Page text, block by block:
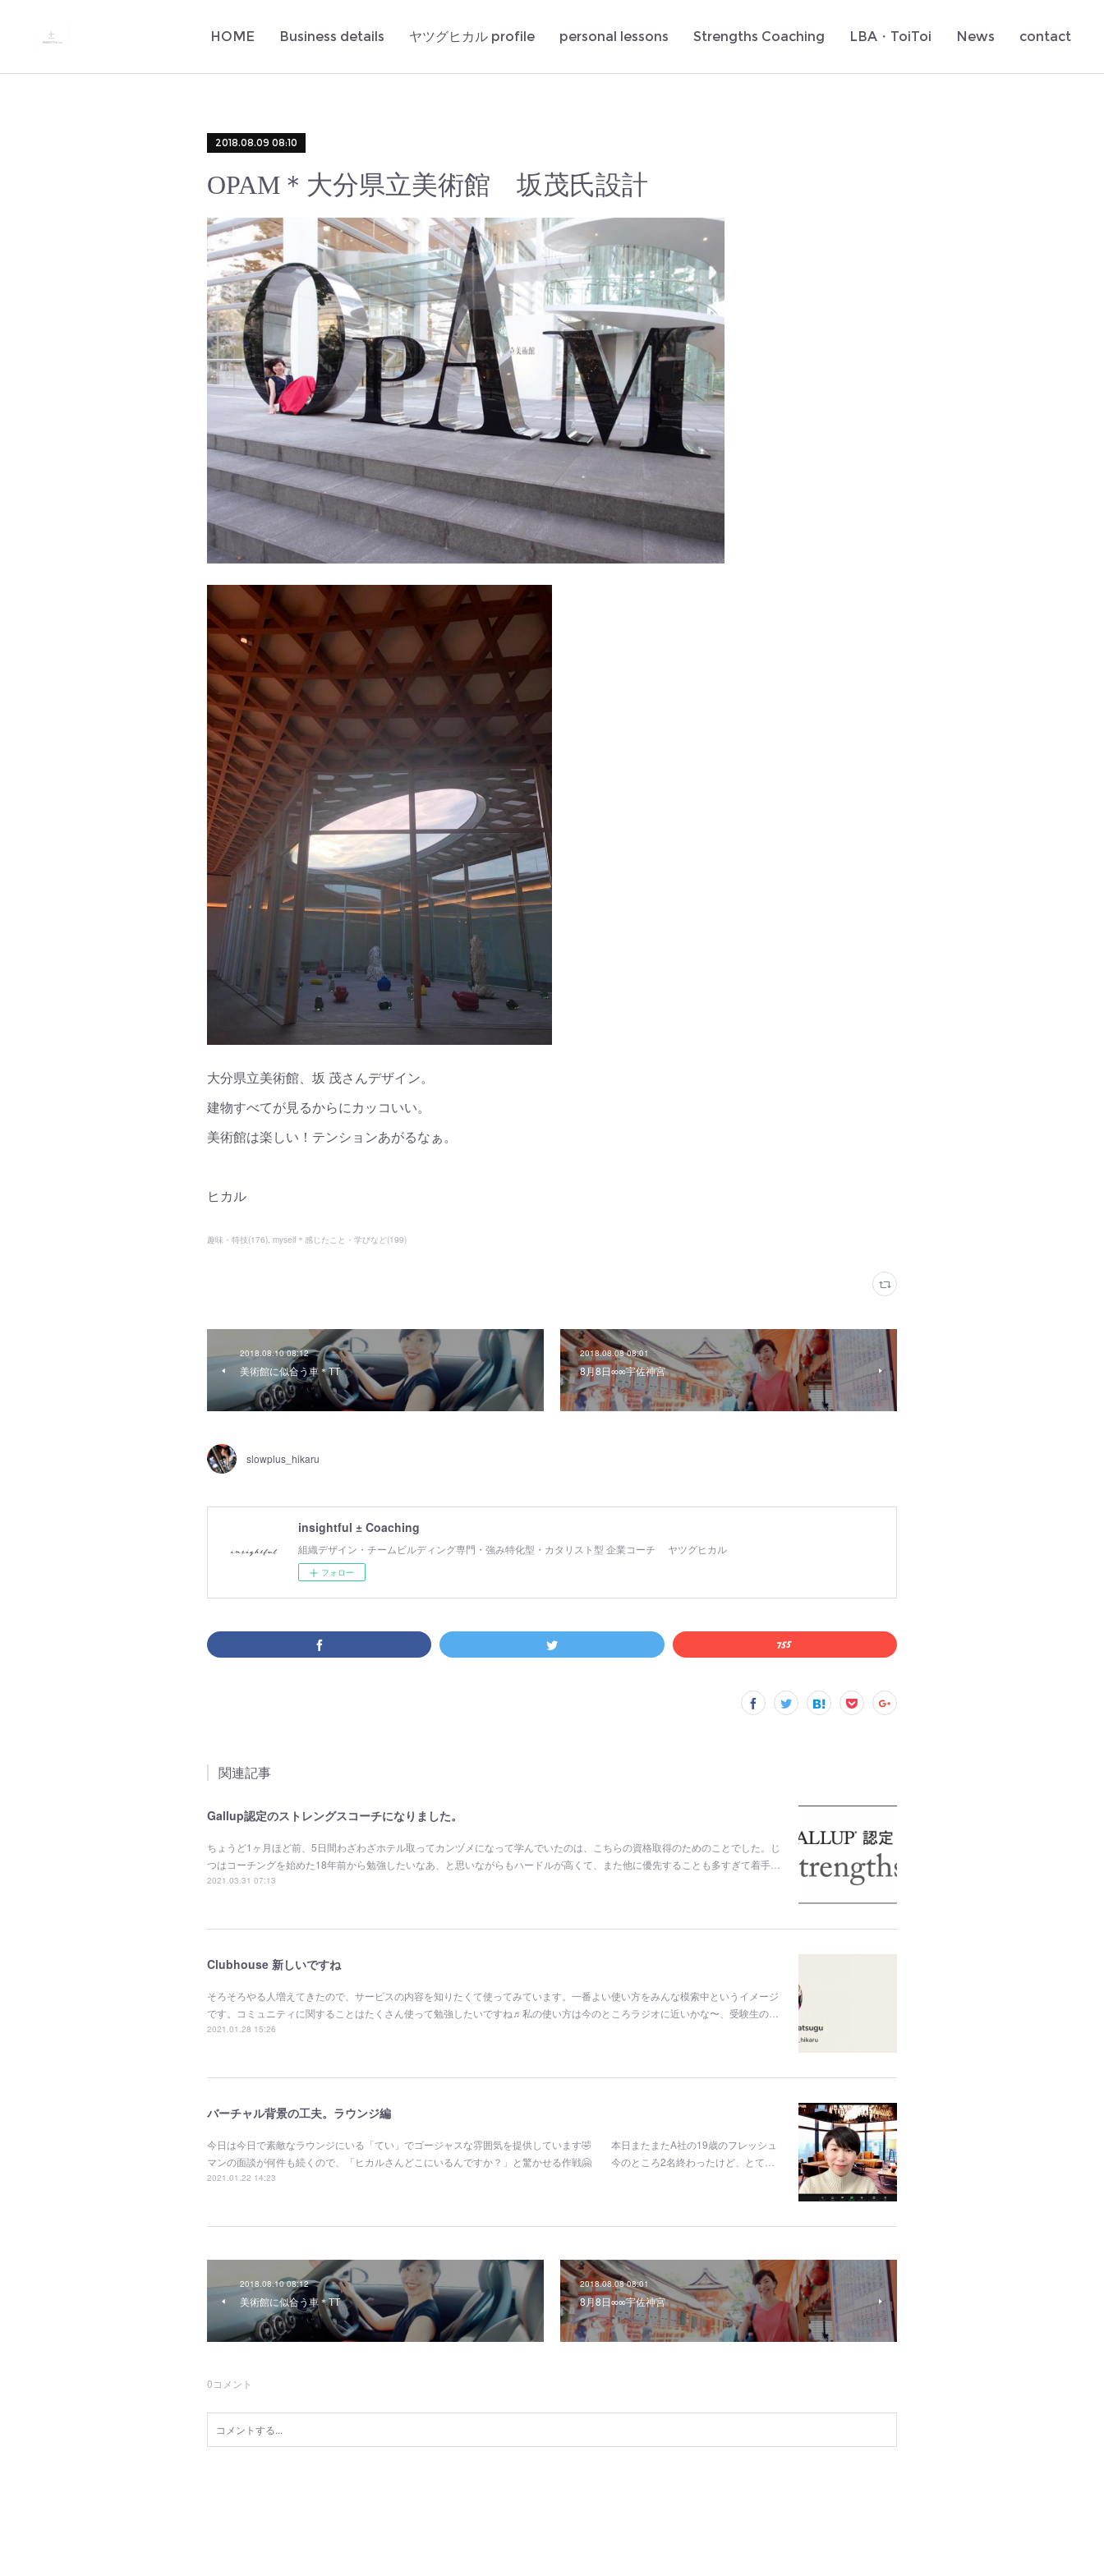
HOME Business details ヤツグヒカル profile personal lessons Strengths Coaching LBA・ToiToi News contact
2018.08.09 08:10
OPAM＊大分県立美術館 坂茂氏設計
大分県立美術館、坂 茂さんデザイン。
建物すべてが見るからにカッコいい。
美術館は楽しい！テンションあがるなぁ。
ヒカル
趣味・特技(176) myself＊感じたこと・学びなど(199)
2018.08.10 08:12
美術館に似合う車＊TT
2018.08.08 08:01
8月8日∞∞宇佐神宮
slowplus_hikaru
insightful ± Coaching
組織デザイン・チームビルディング専門・強み特化型・カタリスト型 企業コーチ ヤツグヒカル
フォロー
関連記事
Gallup認定のストレングスコーチになりました。
ちょうど1ヶ月ほど前、5日間わざわざホテル取ってカンヅメになって学んでいたのは、こちらの資格取得のためのことでした。じ
つはコーチングを始めた18年前から勉強したいなあ、と思いながらもハードルが高くて、また他に優先することも多すぎて着手…
2021.03.31 07:13
Clubhouse 新しいですね
そろそろやる人増えてきたので、サービスの内容を知りたくて使ってみています。一番よい使い方をみんな模索中というイメージ
です。コミュニティに関することはたくさん使って勉強したいですね♬私の使い方は今のところラジオに近いかな〜、受験生の…
2021.01.28 15:26
バーチャル背景の工夫。ラウンジ編
今日は今日で素敵なラウンジにいる「てい」でゴージャスな雰囲気を提供しています🤣 本日またまたA社の19歳のフレッシュ
マンの面談が何件も続くので、「ヒカルさんどこにいるんですか？」と驚かせる作戦🤗 今のところ2名終わったけど、とて…
2021.01.22 14:23
2018.08.10 08:12
美術館に似合う車＊TT
2018.08.08 08:01
8月8日∞∞宇佐神宮
0コメント